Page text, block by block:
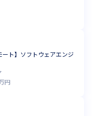
ート】ソフトウェアエンジ
円